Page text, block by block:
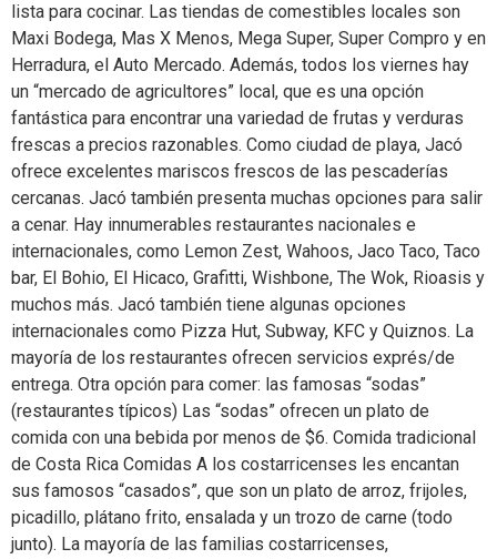
lista para cocinar. Las tiendas de comestibles locales son
Maxi Bodega, Mas X Menos, Mega Super, Super Compro y en
Herradura, el Auto Mercado. Además, todos los viernes hay
un “mercado de agricultores” local, que es una opción
fantástica para encontrar una variedad de frutas y verduras
frescas a precios razonables. Como ciudad de playa, Jacó
ofrece excelentes mariscos frescos de las pescaderías
cercanas. Jacó también presenta muchas opciones para salir
a cenar. Hay innumerables restaurantes nacionales e
internacionales, como Lemon Zest, Wahoos, Jaco Taco, Taco
bar, El Bohio, El Hicaco, Grafitti, Wishbone, The Wok, Rioasis y
muchos más. Jacó también tiene algunas opciones
internacionales como Pizza Hut, Subway, KFC y Quiznos. La
mayoría de los restaurantes ofrecen servicios exprés/de
entrega. Otra opción para comer: las famosas “sodas”
(restaurantes típicos) Las “sodas” ofrecen un plato de
comida con una bebida por menos de $6. Comida tradicional
de Costa Rica Comidas A los costarricenses les encantan
sus famosos “casados”, que son un plato de arroz, frijoles,
picadillo, plátano frito, ensalada y un trozo de carne (todo
junto). La mayoría de las familias costarricenses,